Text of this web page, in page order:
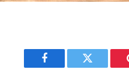
Facebook Twitter